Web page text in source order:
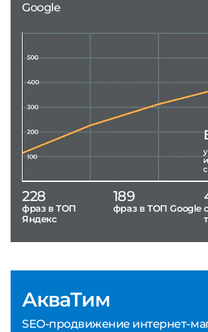
АкваТим
SEO-продвижение интернет-
Google
228
фраз в ТОП
Яндекс
189
фраз в ТОП Google